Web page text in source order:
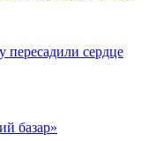
пересадили сердце
базар»